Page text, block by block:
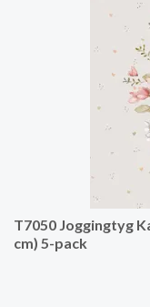
T7050 Joggingtyg
cm) 5-pack